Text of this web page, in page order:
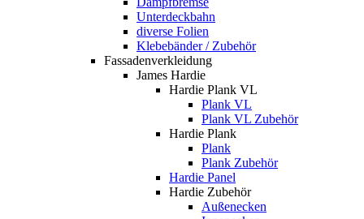
Unterdeckbahn
diverse Folien
Klebebänder / Zubehör
Fassadenverkleidung
James Hardie
Hardie Plank VL
Plank VL
Plank VL Zubehör
Hardie Plank
Plank
Plank Zubehör
Hardie Panel
Hardie Zubehör
Außenecken